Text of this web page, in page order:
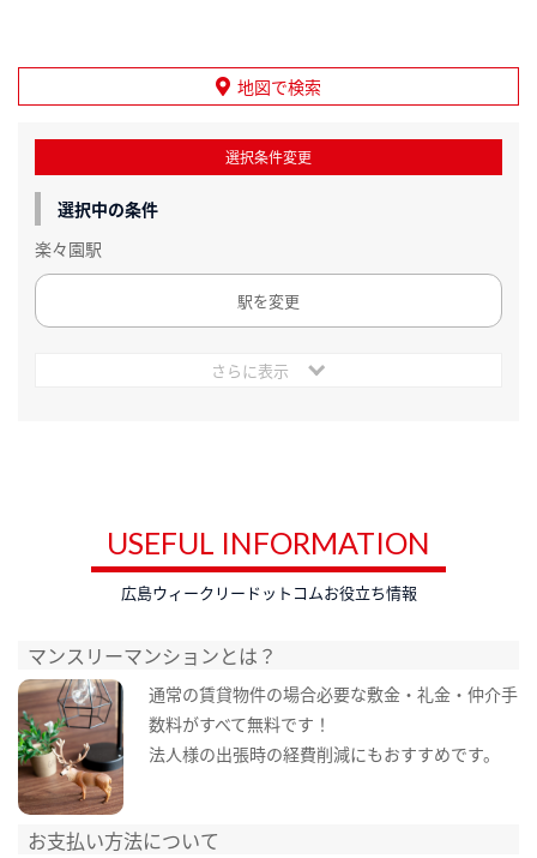
地図で検索
選択条件変更
選択中の条件
楽々園駅
駅を変更
さらに表示
USEFUL INFORMATION
広島ウィークリードットコムお役立ち情報
マンスリーマンションとは？
通常の賃貸物件の場合必要な敷金・礼金・仲介手
数料がすべて無料です！
法人様の出張時の経費削減にもおすすめです。
お支払い方法について